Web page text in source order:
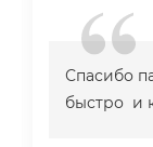
Спасибо
быстро и